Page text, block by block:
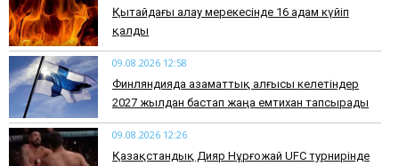
Қытайдағы алау мерекесінде 16 адам күйіп
қалды
09.08.2026 12:58
Финляндияда азаматтық алғысы келетіндер
2027 жылдан бастап жаңа емтихан тапсырады
09.08.2026 12:26
Қазақстандық Дияр Нұрғожай UFC турнирінде